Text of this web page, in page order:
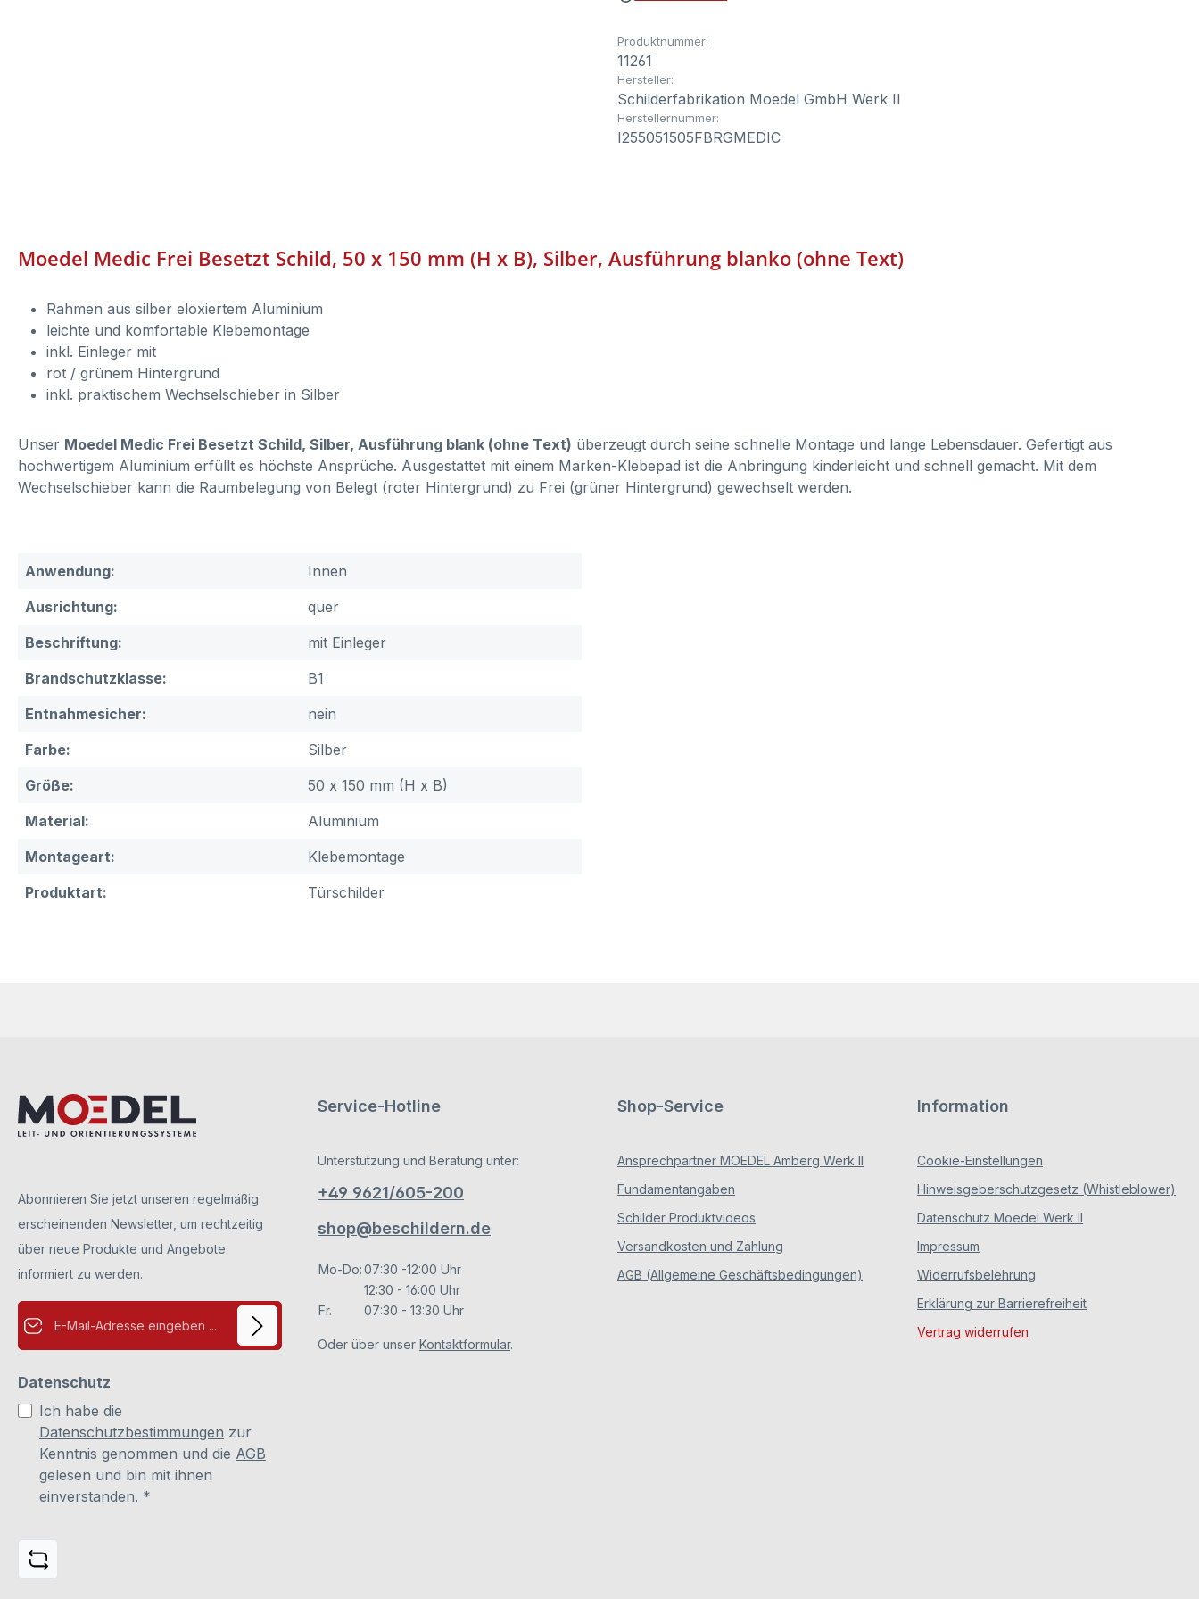
Produktnummer:
11261
Hersteller:
Schilderfabrikation Moedel GmbH Werk II
Herstellernummer:
I255051505FBRGMEDIC
Moedel Medic Frei Besetzt Schild, 50 x 150 mm (H x B), Silber, Ausführung blanko (ohne Text)
Rahmen aus silber eloxiertem Aluminium
leichte und komfortable Klebemontage
inkl. Einleger mit
rot / grünem Hintergrund
inkl. praktischem Wechselschieber in Silber
Unser Moedel Medic Frei Besetzt Schild, Silber, Ausführung blank (ohne Text) überzeugt durch seine schnelle Montage und lange Lebensdauer. Gefertigt aus
hochwertigem Aluminium erfüllt es höchste Ansprüche. Ausgestattet mit einem Marken-Klebepad ist die Anbringung kinderleicht und schnell gemacht. Mit dem
Wechselschieber kann die Raumbelegung von Belegt (roter Hintergrund) zu Frei (grüner Hintergrund) gewechselt werden.
Anwendung:
Innen
Ausrichtung:
quer
Beschriftung:
mit Einleger
Brandschutzklasse:
B1
Entnahmesicher:
nein
Farbe:
Silber
Größe:
50 x 150 mm (H x B)
Material:
Aluminium
Montageart:
Klebemontage
Produktart:
Türschilder
Abonnieren Sie jetzt unseren regelmäßig
erscheinenden Newsletter, um rechtzeitig
über neue Produkte und Angebote
informiert zu werden.
E-Mail-Adresse*
Datenschutz
Ich habe die
Datenschutzbestimmungen zur
Kenntnis genommen und die AGB
gelesen und bin mit ihnen
einverstanden. *
Service-Hotline
Unterstützung und Beratung unter:
+49 9621/605-200
shop@beschildern.de
Mo-Do:07:30 -12:00 Uhr
12:30 - 16:00 Uhr
Fr.
07:30 - 13:30 Uhr
Oder über unser Kontaktformular.
Shop-Service
Ansprechpartner MOEDEL Amberg Werk II
Fundamentangaben
Schilder Produktvideos
Versandkosten und Zahlung
AGB (Allgemeine Geschäftsbedingungen)
Information
Cookie-Einstellungen
Hinweisgeberschutzgesetz (Whistleblower)
Datenschutz Moedel Werk II
Impressum
Widerrufsbelehrung
Erklärung zur Barrierefreiheit
Vertrag widerrufen